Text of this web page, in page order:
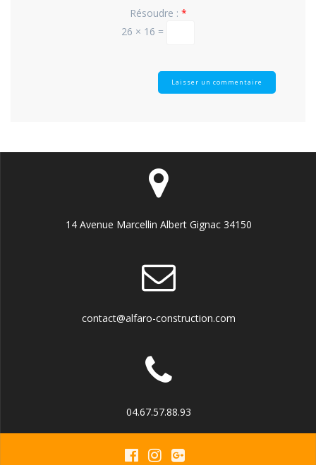
Résoudre : *
26 × 16 =
14 Avenue Marcellin Albert Gignac 34150
contact@alfaro-construction.com
04.67.57.88.93